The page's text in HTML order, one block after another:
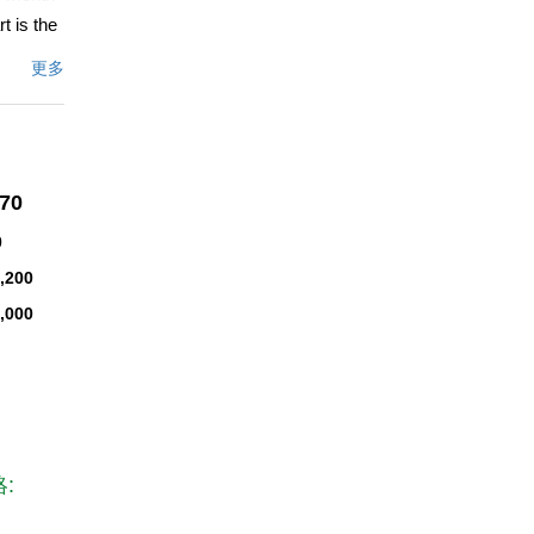
is the
â€”
描述
更多
: